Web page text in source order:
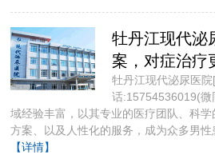
牡丹江现代泌
案，对症治疗
牡丹江现代泌尿医
话:15754536019(微
域经验丰富，以其专业的医疗团队、科
方案、以及人性化的服务，成为众多男性
【详情】